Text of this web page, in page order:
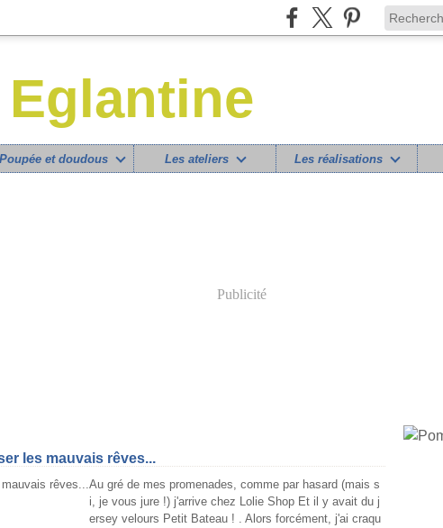
Poupée et doudous Les ateliers Les réalisations
Publicité
les mauvais rêves...
Au gré de mes promenades, comme par hasard (mais s
i, je vous jure !) j'arrive chez Lolie Shop Et il y avait du j
ersey velours Petit Bateau ! . Alors forcément, j'ai craqu